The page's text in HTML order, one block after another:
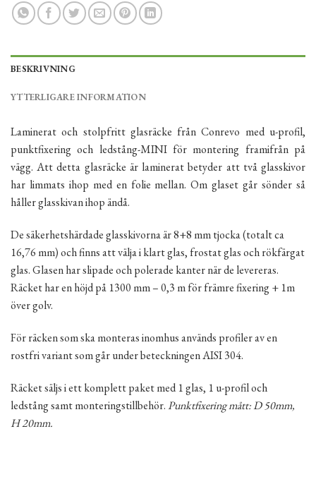
BESKRIVNING
YTTERLIGARE INFORMATION
Laminerat och stolpfritt glasräcke från Conrevo med u-profil,
punktfixering och ledstång-MINI för montering framifrån på
vägg. Att detta glasräcke är laminerat betyder att två glasskivor
har limmats ihop med en folie mellan. Om glaset går sönder så
håller glasskivan ihop ändå.
De säkerhetshärdade glasskivorna är 8+8 mm tjocka (totalt ca
16,76 mm) och finns att välja i klart glas, frostat glas och rökfärgat
glas. Glasen har slipade och polerade kanter när de levereras.
Räcket har en höjd på 1300 mm – 0,3 m för främre fixering + 1m
över golv.
För räcken som ska monteras inomhus används profiler av en
rostfri variant som går under beteckningen AISI 304.
Räcket säljs i ett komplett paket med 1 glas, 1 u-profil och
ledstång samt monteringstillbehör.Punktfixering mått: D 50mm,
H 20mm.